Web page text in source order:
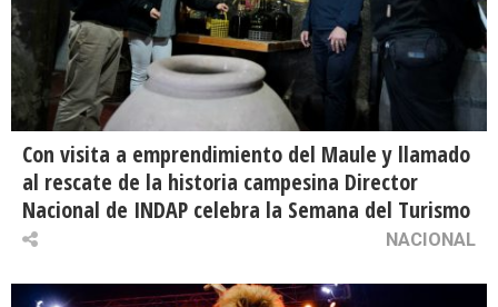
Con visita a emprendimiento del Maule y llamado
al rescate de la historia campesina Director
Nacional de INDAP celebra la Semana del Turismo
NACIONAL